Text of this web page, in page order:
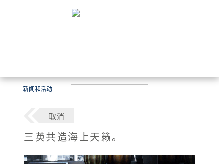
新闻和活动
取消
三英共造海上天籁。